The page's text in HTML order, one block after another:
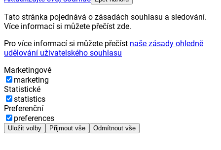
Tato stránka pojednává o zásadách souhlasu a sledování.
Více informací si můžete přečíst zde.
Pro více informací si můžete přečíst naše zásady ohledně
udělování uživatelského souhlasu
Marketingové
marketing
Statistické
statistics
Preferenční
preferences
Uložit volby Přijmout vše Odmítnout vše